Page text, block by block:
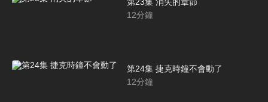
第23集 消失的章節
12分鐘
第24集 捷克時鐘不會動了
12分鐘